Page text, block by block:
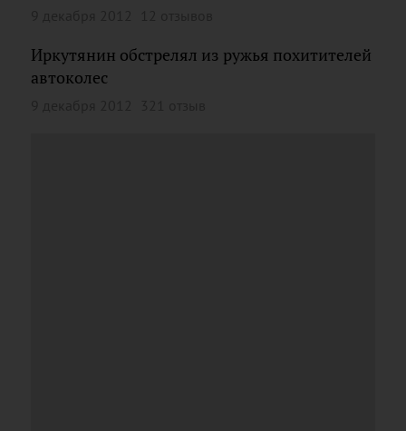
Иркутянин обстрелял из ружья похитителей
автоколес